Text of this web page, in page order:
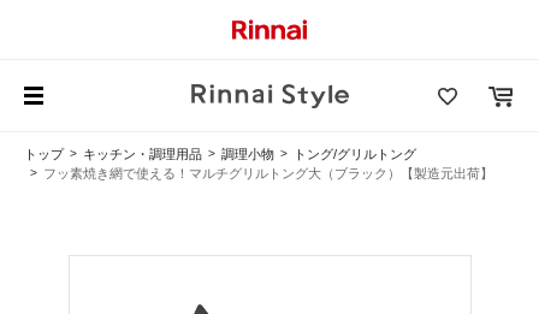
トップ キッチン・調理用品 調理小物
トング/グリルトング
フッ素焼き網で使える！マルチグリルトング大（ブラック）【製造元出荷】